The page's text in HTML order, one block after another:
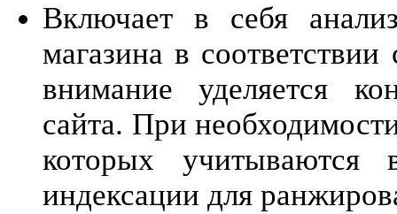
Включает в себя
магазина в
внимание уделяется
сайта. При
которых учитываются
индексации для